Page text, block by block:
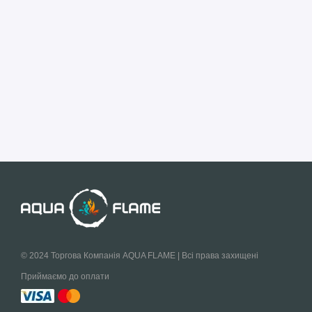
© 2024 Торгова Компанія AQUA FLAME | Всі права захищені
Приймаємо до оплати